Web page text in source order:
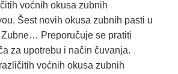
voćnih okusa zubnih
Šest novih okusa zubnih pasti u
Preporučuje se pratiti
za upotrebu i način čuvanja.
voćnih okusa zubnih